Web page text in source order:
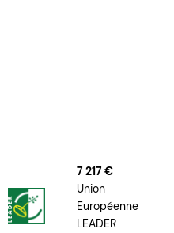
7 217 €
Union
Européenne
LEADER